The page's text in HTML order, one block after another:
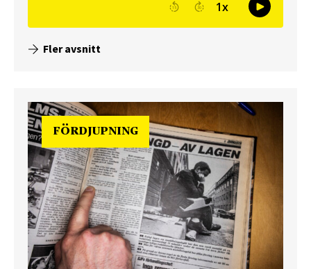
Fler avsnitt
FÖRDJUPNING